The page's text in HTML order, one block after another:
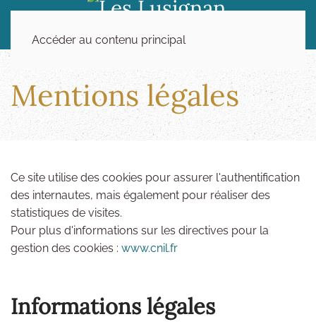
Accéder au contenu principal
Mentions légales
Ce site utilise des cookies pour assurer l'authentification
des internautes, mais également pour réaliser des
statistiques de visites.
Pour plus d'informations sur les directives pour la
gestion des cookies : www.cnil.fr
Informations légales